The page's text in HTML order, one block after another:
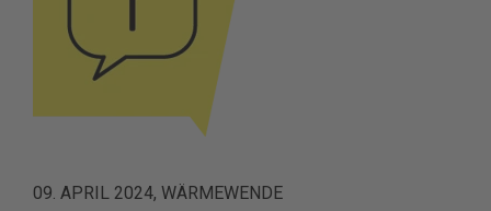
09. APRIL 2024, WÄRMEWENDE